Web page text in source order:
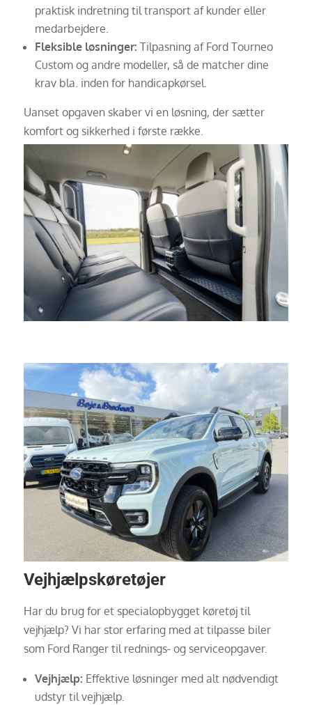
praktisk indretning til transport af kunder eller
medarbejdere.
Fleksible løsninger: Tilpasning af Ford Tourneo
Custom og andre modeller, så de matcher dine
krav bla. inden for handicapkørsel.
Uanset opgaven skaber vi en løsning, der sætter
komfort og sikkerhed i første række.
Vejhjælpskøretøjer
Har du brug for et specialopbygget køretøj til
vejhjælp? Vi har stor erfaring med at tilpasse biler
som Ford Ranger til rednings- og serviceopgaver.
Vejhjælp: Effektive løsninger med alt nødvendigt
udstyr til vejhjælp.